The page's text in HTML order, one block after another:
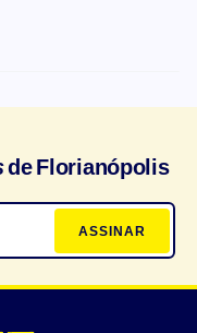
de Florianópolis
ASSINAR